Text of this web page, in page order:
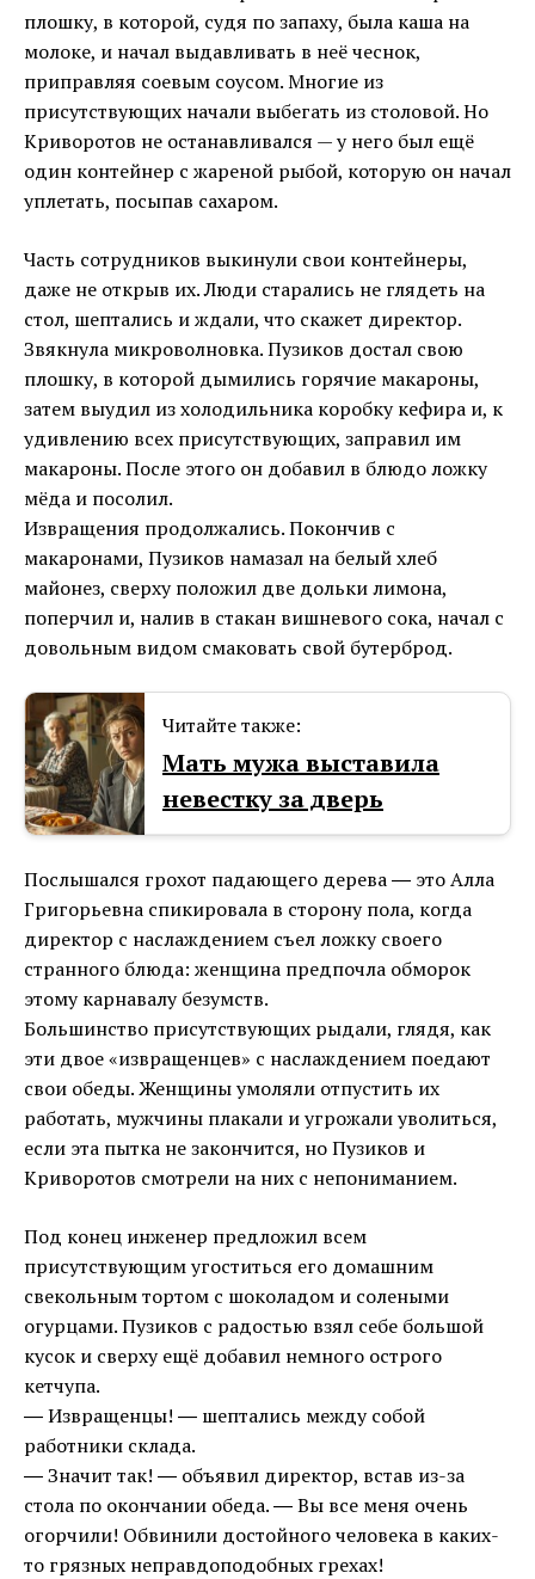
плошку, в которой, судя по запаху, была каша на
молоке, и начал выдавливать в неё чеснок,
приправляя соевым соусом. Многие из
присутствующих начали выбегать из столовой. Но
Криворотов не останавливался — у него был ещё
один контейнер с жареной рыбой, которую он начал
уплетать, посыпав сахаром.
Часть сотрудников выкинули свои контейнеры,
даже не открыв их. Люди старались не глядеть на
стол, шептались и ждали, что скажет директор.
Звякнула микроволновка. Пузиков достал свою
плошку, в которой дымились горячие макароны,
затем выудил из холодильника коробку кефира и, к
удивлению всех присутствующих, заправил им
макароны. После этого он добавил в блюдо ложку
мёда и посолил.
Извращения продолжались. Покончив с
макаронами, Пузиков намазал на белый хлеб
майонез, сверху положил две дольки лимона,
поперчил и, налив в стакан вишневого сока, начал с
довольным видом смаковать свой бутерброд.
Читайте также:
Мать мужа выставила
невестку за дверь
Послышался грохот падающего дерева ― это Алла
Григорьевна спикировала в сторону пола, когда
директор с наслаждением съел ложку своего
странного блюда: женщина предпочла обморок
этому карнавалу безумств.
Большинство присутствующих рыдали, глядя, как
эти двое «извращенцев» с наслаждением поедают
свои обеды. Женщины умоляли отпустить их
работать, мужчины плакали и угрожали уволиться,
если эта пытка не закончится, но Пузиков и
Криворотов смотрели на них с непониманием.
Под конец инженер предложил всем
присутствующим угоститься его домашним
свекольным тортом с шоколадом и солеными
огурцами. Пузиков с радостью взял себе большой
кусок и сверху ещё добавил немного острого
кетчупа.
― Извращенцы! ― шептались между собой
работники склада.
― Значит так! ― объявил директор, встав из-за
стола по окончании обеда. ― Вы все меня очень
огорчили! Обвинили достойного человека в каких-
то грязных неправдоподобных грехах!